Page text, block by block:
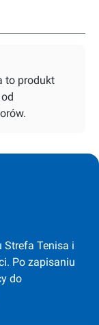
to produkt
Strefa Tenisa i
Po zapisaniu
do